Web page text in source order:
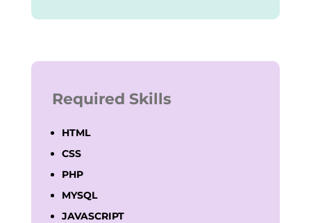
Required Skills
HTML
CSS
PHP
MYSQL
JAVASCRIPT